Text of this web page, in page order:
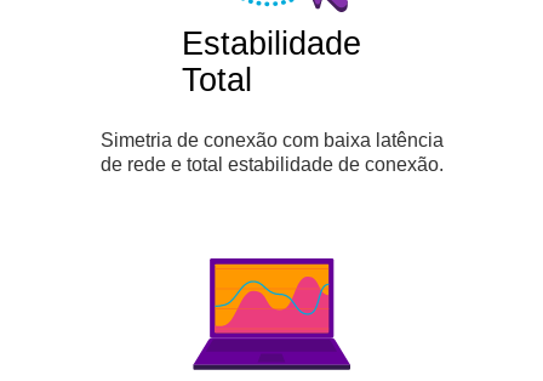
Estabilidade
Total
Simetria de conexão com baixa latência
de rede e total estabilidade de conexão.